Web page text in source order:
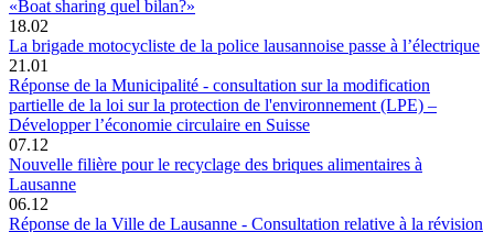
«Boat sharing quel bilan?»
18.02
La brigade motocycliste de la police lausannoise passe à l’électrique
21.01
Réponse de la Municipalité - consultation sur la modification
partielle de la loi sur la protection de l'environnement (LPE) –
Développer l’économie circulaire en Suisse
07.12
Nouvelle filière pour le recyclage des briques alimentaires à
Lausanne
06.12
Réponse de la Ville de Lausanne - Consultation relative à la révision